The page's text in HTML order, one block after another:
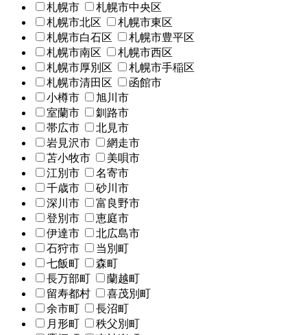
札幌市
札幌市中央区
札幌市北区
札幌市東区
札幌市白石区
札幌市豊平区
札幌市南区
札幌市西区
札幌市厚別区
札幌市手稲区
札幌市清田区
函館市
小樽市
旭川市
室蘭市
釧路市
帯広市
北見市
岩見沢市
網走市
苫小牧市
美唄市
江別市
名寄市
千歳市
砂川市
深川市
富良野市
登別市
恵庭市
伊達市
北広島市
石狩市
当別町
七飯町
森町
長万部町
蘭越町
留寿都村
喜茂別町
余市町
長沼町
月形町
秩父別町